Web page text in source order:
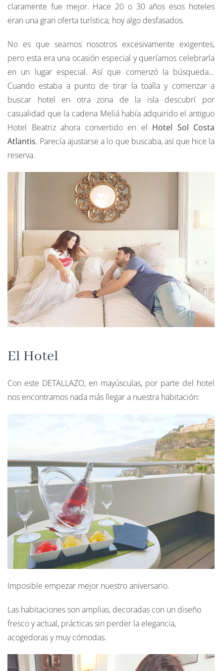
claramente fue mejor. Hace 20 o 30 años esos hoteles
eran una gran oferta turística; hoy algo desfasados.
No es que seamos nosotros excesivamente exigentes,
pero esta era una ocasión especial y queríamos celebrarla
en un lugar especial. Así que comenzó la búsqueda...
Cuando estaba a punto de tirar la toalla y comenzar a
buscar hotel en otra zona de la isla descubrí por
casualidad que la cadena Meliá había adquirido el antiguo
Hotel Beatriz ahora convertido en el Hotel Sol Costa
Atlantis. Parecía ajustarse a lo que buscaba, así que hice la
reserva.
El Hotel
Con este DETALLAZO, en mayúsculas, por parte del hotel
nos encontramos nada más llegar a nuestra habitación:
Imposible empezar mejor nuestro aniversario.
Las habitaciones son amplias, decoradas con un diseño
fresco y actual, prácticas sin perder la elegancia,
acogedoras y muy cómodas.